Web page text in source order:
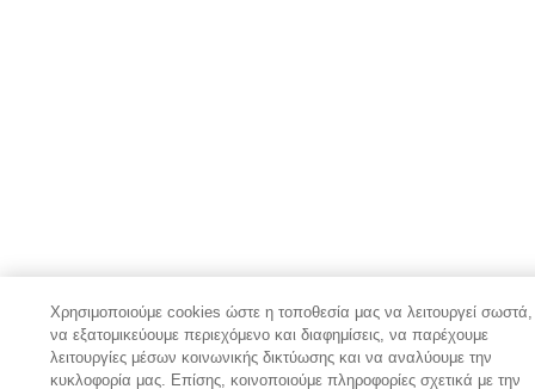
Χρησιμοποιούμε cookies ώστε η τοποθεσία μας να λειτουργεί σωστά,
να εξατομικεύουμε περιεχόμενο και διαφημίσεις, να παρέχουμε
λειτουργίες μέσων κοινωνικής δικτύωσης και να αναλύουμε την
κυκλοφορία μας. Επίσης, κοινοποιούμε πληροφορίες σχετικά με την